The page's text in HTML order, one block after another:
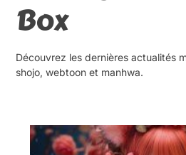
Box
Découvrez les dernières actualités
shojo, webtoon et manhwa.